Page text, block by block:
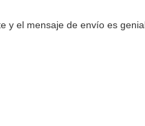
el mensaje de envío es